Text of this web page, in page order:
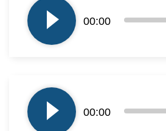
plików
dźwiękowych
00:00
plików
dźwiękowych
00:00